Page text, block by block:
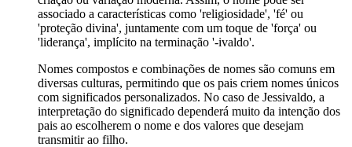
associado a características como 'religiosidade', 'fé' ou
'proteção divina', juntamente com um toque de 'força' ou
'liderança', implícito na terminação '-ivaldo'.
Nomes compostos e combinações de nomes são comuns em
diversas culturas, permitindo que os pais criem nomes únicos
com significados personalizados. No caso de Jessivaldo, a
interpretação do significado dependerá muito da intenção dos
pais ao escolherem o nome e dos valores que desejam
transmitir ao filho.